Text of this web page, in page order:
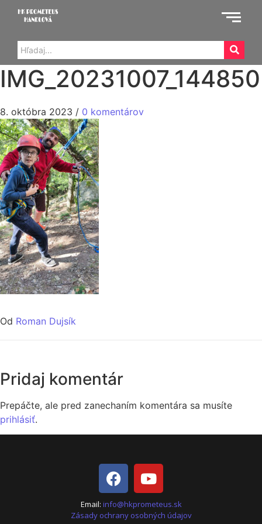
IMG_20231007_144850
8. októbra 2023 / 0 komentárov
Od Roman Dujsík
Pridaj komentár
Prepáčte, ale pred zanechaním komentára sa musíte
prihlásiť.
Email: info@hkprometeus.sk
Zásady ochrany osobných údajov